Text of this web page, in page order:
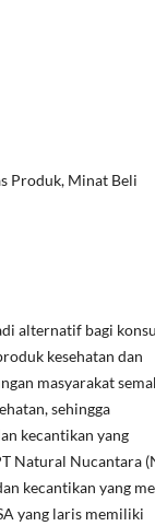
Produk, Minat Beli
alternatif bagi
kesehatan dan
masyarakat
sehingga
kecantikan yang
Natural Nucantara
kecantikan yang
yang laris memiliki